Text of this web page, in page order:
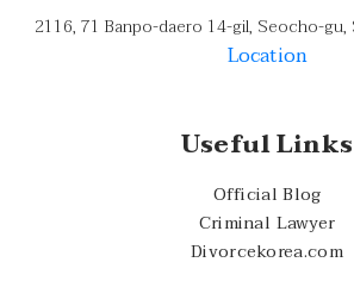
2116, 71 Banpo-daero 14-gil, Seocho-
Location
Useful Links
Official Blog
Criminal Lawyer
Divorcekorea.com